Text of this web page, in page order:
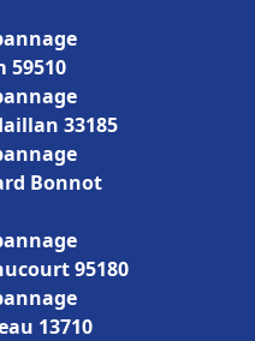
59510
33185
Bonnot
95180
13710